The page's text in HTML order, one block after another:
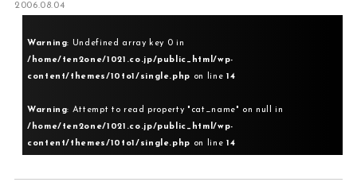
2006.08.04
Warning: Undefined array key 0 in
/home/ten2one/1021.co.jp/public_html/wp-
content/themes/10to1/single.php on line 14
Warning: Attempt to read property "cat_name" on null in
/home/ten2one/1021.co.jp/public_html/wp-
content/themes/10to1/single.php on line 14